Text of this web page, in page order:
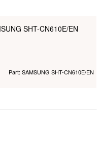
SHT-CN610E/EN
Part: SAMSUNG SHT-CN610E/EN